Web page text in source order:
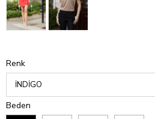
Renk
Beden